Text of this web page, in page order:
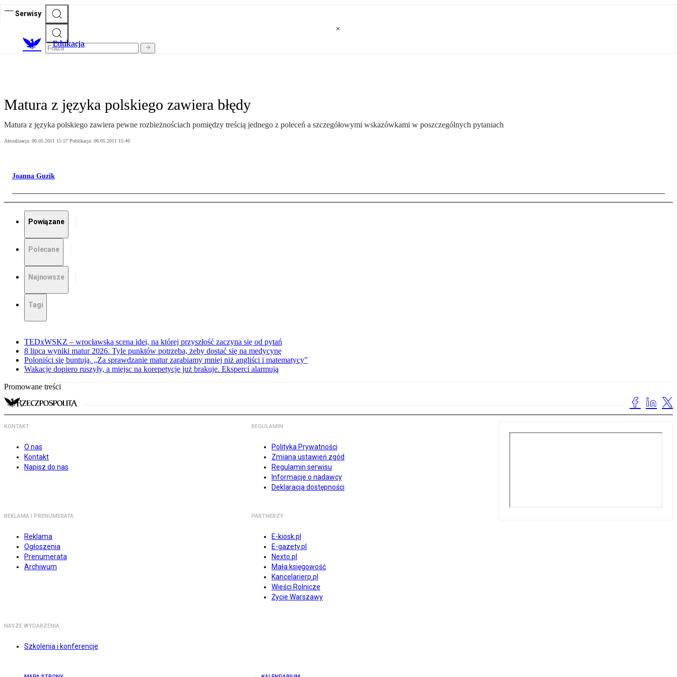
Serwisy
Edukacja
Matura z języka polskiego zawiera błędy
Matura z języka polskiego zawiera pewne rozbieżnościach pomiędzy treścią jednego z poleceń a szczegółowymi wskazówkami w poszczególnych pytaniach
Aktualizacja: 06.05.2011 15:57 Publikacja: 06.05.2011 15:46
Joanna Guzik
Powiązane
Polecane
Najnowsze
Tagi
TEDxWSKZ – wrocławska scena idei, na której przyszłość zaczyna się od pytań
8 lipca wyniki matur 2026. Tyle punktów potrzeba, żeby dostać się na medycynę
Poloniści się buntują. „Za sprawdzanie matur zarabiamy mniej niż angliści i matematycy”
Wakacje dopiero ruszyły, a miejsc na korepetycje już brakuje. Eksperci alarmują
Promowane treści
KONTAKT
O nas
Kontakt
Napisz do nas
REGULAMIN
Polityka Prywatności
Zmiana ustawień zgód
Regulamin serwisu
Informacje o nadawcy
Deklaracja dostępności
REKLAMA I PRENUMERATA
Reklama
Ogłoszenia
Prenumerata
Archiwum
PARTNERZY
E-kiosk.pl
E-gazety.pl
Nexto.pl
Mała księgowość
Kancelarierp.pl
Wieści Rolnicze
Życie Warszawy
NASZE WYDARZENIA
Szkolenia i konferencje